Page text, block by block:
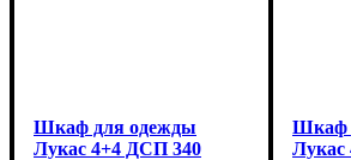
Шкаф для одежды
Лукас 4+4 ДСП 340
Шкаф
Лукас